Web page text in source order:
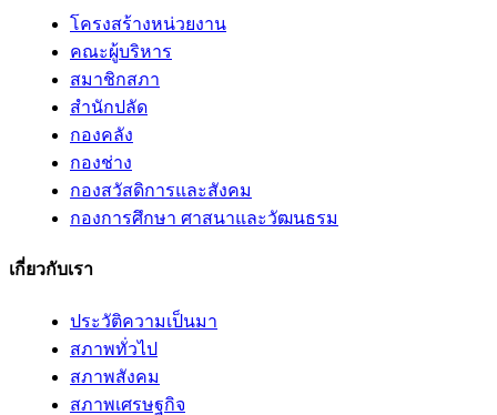
โครงสร้างหน่วยงาน
คณะผู้บริหาร
สมาชิกสภา
สำนักปลัด
กองคลัง
กองช่าง
กองสวัสดิการและสังคม
กองการศึกษา ศาสนาและวัฒนธรม
เกี่ยวกับเรา
ประวัติความเป็นมา
สภาพทั่วไป
สภาพสังคม
สภาพเศรษฐกิจ